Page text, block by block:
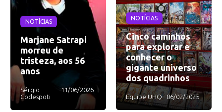
NOTÍCIAS
Marjane Satrapi
morreu de
tristeza, aos 56
anos
Sérgio
Codespoti
11/06/2026
NOTÍCIAS
Cinco caminhos
para explorar e
conhecer o
gigante universo
dos quadrinhos
Equipe UHQ 06/02/2025